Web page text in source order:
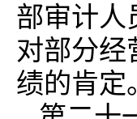
部审计人
对部分经
绩的肯定